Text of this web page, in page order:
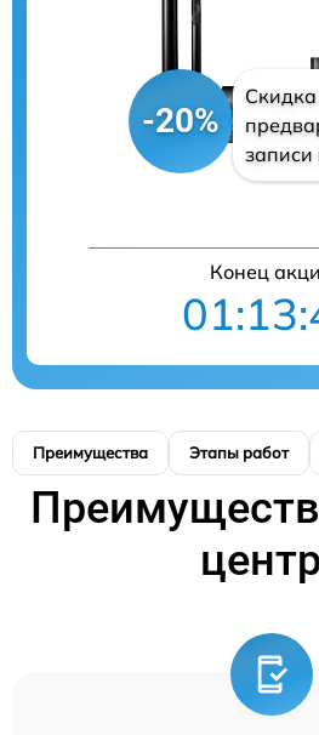
-20%
записи
Конец
Преимущества Этапы работ